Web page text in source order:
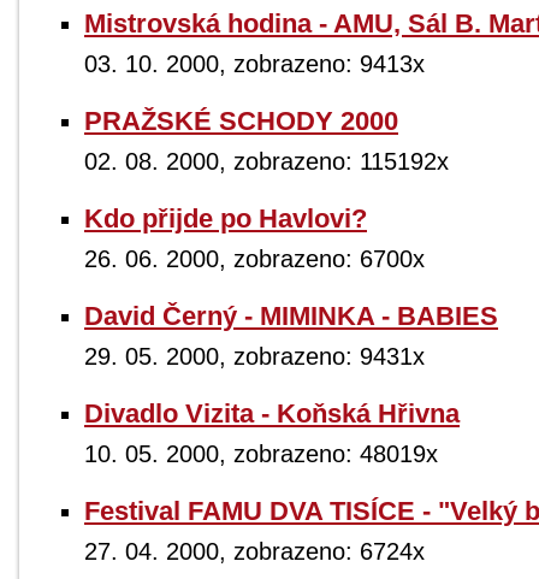
Mistrovská hodina - AMU, Sál B.
03. 10. 2000, zobrazeno: 9413x
PRAŽSKÉ SCHODY 2000
02. 08. 2000, zobrazeno: 115192x
Kdo přijde po Havlovi?
26. 06. 2000, zobrazeno: 6700x
David Černý - MIMINKA - BABIES
29. 05. 2000, zobrazeno: 9431x
Divadlo Vizita - Koňská Hřivna
10. 05. 2000, zobrazeno: 48019x
Festival FAMU DVA TISÍCE - "Velký
27. 04. 2000, zobrazeno: 6724x